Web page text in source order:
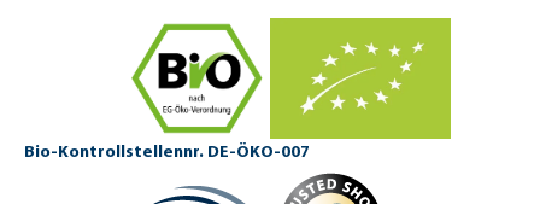
Bio-Kontrollstellennr. DE-ÖKO-007